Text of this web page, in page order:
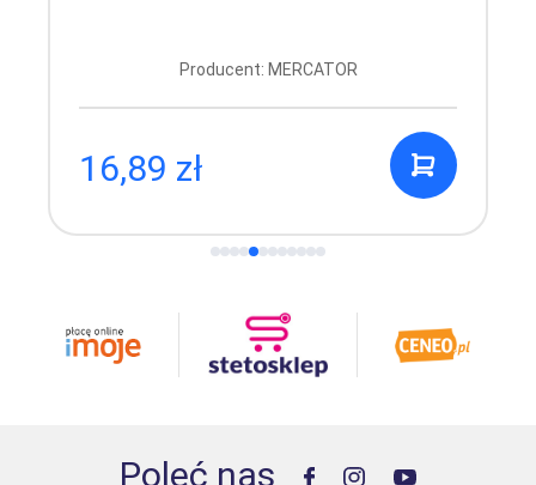
Producent: MERCATOR
16,89 zł
Poleć nas